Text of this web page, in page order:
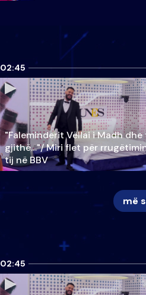
02:45
"Faleminderit Vëllai i Madh dhe
gjithë…"/ Miri flet për
tij në BBV
më
02:45